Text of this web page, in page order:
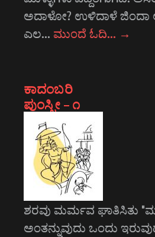
ಅದಾಳೋ? ಉಳಿದಾಳೆ ಜಿಂದಾ
ಎಲ… ಮುಂದೆ ಓದಿ… →
ಕಾದಂಬರಿ
ಪುಂಸ್ತ್ರೀ – ೧
ಶರವು ಮರ್ಮವ ಘಾತಿಸಿತು
ಅಂತನ್ನುವುದು ಒಂದು